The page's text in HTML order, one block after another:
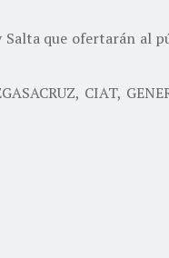
que ofertarán al
CIAT,